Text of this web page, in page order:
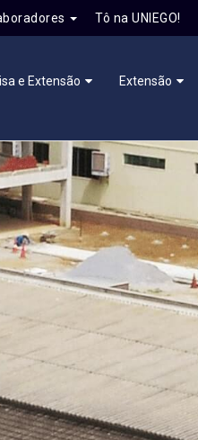
Tô na UNIEGO!
e Extensão Extensão